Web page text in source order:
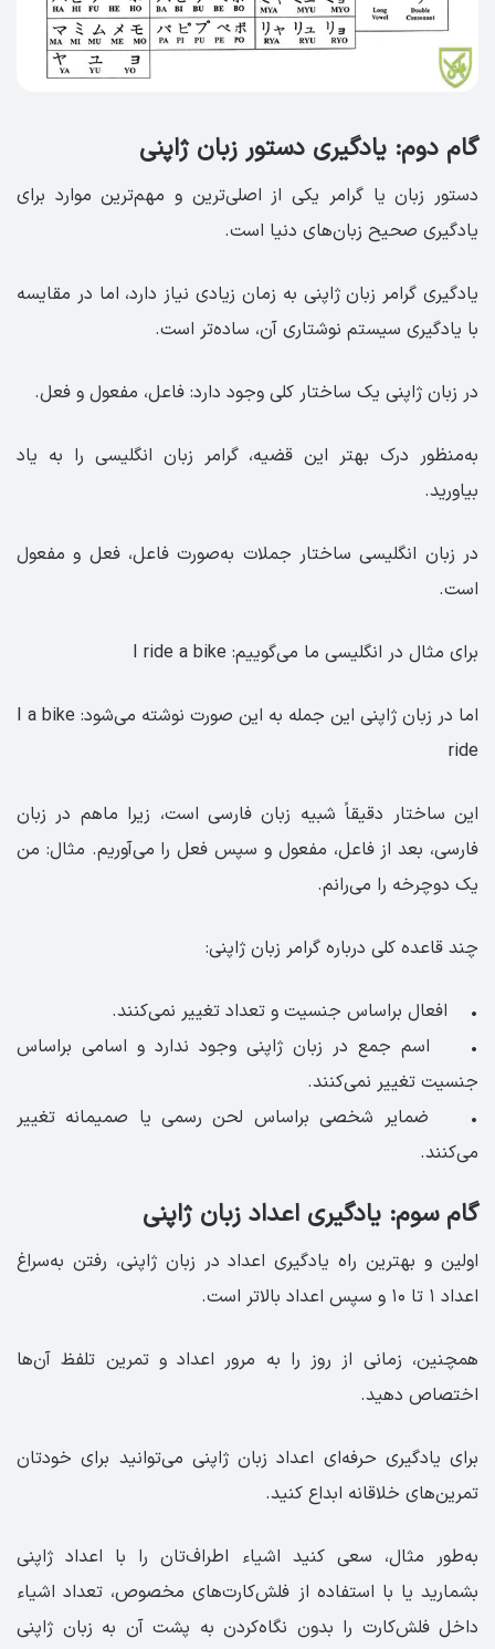
گام دوم: یادگیری دستور زبان ژاپنی
دستور زبان یا گرامر یکی از اصلی‌ترین و مهم‌ترین موارد برای
یادگیری صحیح زبان‌های دنیا است.
یادگیری گرامر زبان ژاپنی به زمان زیادی نیاز دارد، اما در مقایسه
با یادگیری سیستم نوشتاری آن، ساده‌تر است.
در زبان ژاپنی یک ساختار کلی‌ وجود دارد: فاعل، مفعول و فعل.
به‌منظور درک بهتر این قضیه، گرامر زبان انگلیسی را به یاد
بیاورید.
در زبان انگلیسی ساختار جملات به‌صورت فاعل، فعل و مفعول
است.
برای مثال در انگلیسی ما می‌گوییم: I ride a bike
اما در زبان ژاپنی این جمله به این صورت نوشته می‌شود: I a bike
ride
این ساختار دقیقاً شبیه زبان فارسی‌ است، زیرا ماهم در زبان
فارسی، بعد از فاعل، مفعول و سپس فعل را می‌آوریم. مثال: من
یک دوچرخه را می‌رانم.
چند قاعده کلی درباره گرامر زبان ژاپنی:
• افعال براساس جنسیت و تعداد تغییر نمی‌کنند.
• اسم جمع در زبان ژاپنی وجود ندارد و اسامی براساس
جنسیت تغییر نمی‌کنند.
• ضمایر شخصی براساس لحن رسمی یا صمیمانه تغییر
می‌کنند.
گام سوم: یادگیری اعداد زبان ژاپنی
اولین و بهترین راه یادگیری اعداد در زبان ژاپنی، رفتن به‌سراغ
اعداد ۱ تا ۱۰ و سپس اعداد بالاتر است.
همچنین، زمانی‌ از روز را به مرور اعداد و تمرین تلفظ آن‌ها
اختصاص دهید.
برای یادگیری حرفه‌ای اعداد زبان ژاپنی می‌توانید برای خودتان
تمرین‌های خلاقانه ابداع کنید.
به‌طور مثال، سعی کنید اشیاء اطراف‌تان را با اعداد ژاپنی
بشمارید یا با استفاده از فلش‌کارت‌های مخصوص، تعداد اشیاء
داخل فلش‌کارت را بدون نگاه‌کردن به پشت آن به زبان ژاپنی